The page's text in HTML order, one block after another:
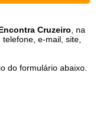
Cruzeiro , na
e-mail, site,
do formulário abaixo.